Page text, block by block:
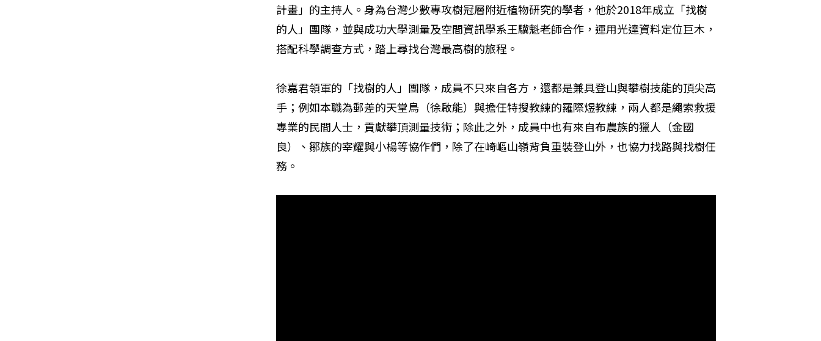
計畫」的主持人。身為台灣少數專攻樹冠層附近植物研究的學者，他於2018年成立「找樹
的人」團隊，並與成功大學測量及空間資訊學系王驥魁老師合作，運用光達資料定位巨木，
搭配科學調查方式，踏上尋找台灣最高樹的旅程。
徐嘉君領軍的「找樹的人」團隊，成員不只來自各方，還都是兼具登山與攀樹技能的頂尖高
手；例如本職為郵差的天堂鳥（徐啟能）與擔任特搜教練的羅際煜教練，兩人都是繩索救援
專業的民間人士，貢獻攀頂測量技術；除此之外，成員中也有來自布農族的獵人（金國
良）、鄒族的宰耀與小楊等協作們，除了在崎嶇山嶺背負重裝登山外，也協力找路與找樹任
務。